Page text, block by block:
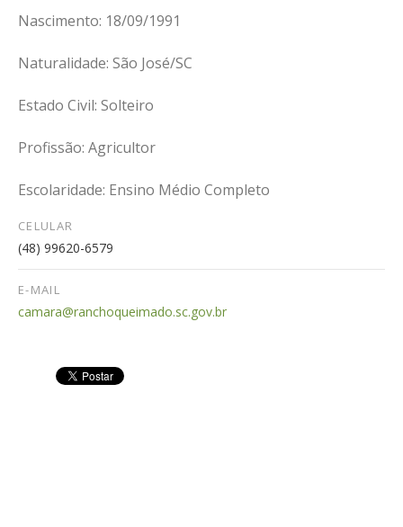
Nascimento: 18/09/1991
Naturalidade: São José/SC
Estado Civil: Solteiro
Profissão: Agricultor
Escolaridade: Ensino Médio Completo
CELULAR
(48) 99620-6579
E-MAIL
camara@ranchoqueimado.sc.gov.br